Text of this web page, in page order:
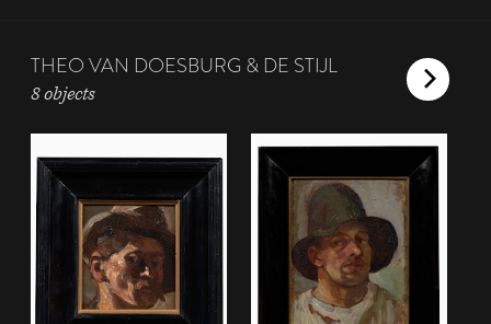
THEO VAN DOESBURG & DE STIJL
8 objects